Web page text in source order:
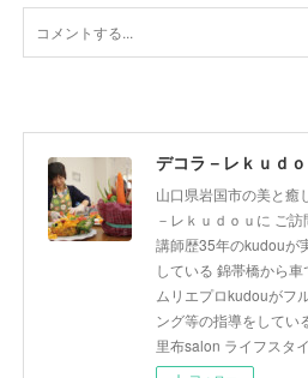
デコラ－レｋｕｄｏ
山口県岩国市の美と癒
－レｋｕｄｏｕに ご
講師歴35年のkudouが
している 錦帯橋から
ムリエプロkudouがフ
ング等の指導をしてい
里布salon ライフスタ